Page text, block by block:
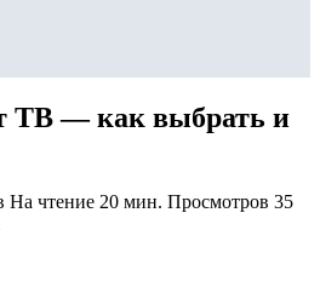
ТВ — как выбрать и
На чтение 20 мин. Просмотров 35